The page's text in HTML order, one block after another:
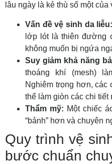
lâu ngày là kẻ thù số một
Vấn đề vệ sinh da liễu:
lớp lót là thiên đường
không muốn bị ngứa
Suy giảm khả năng
thoáng khí (mesh)
Nghiêm trọng hơn,
thể làm giòn các chi tiết
Thẩm mỹ: Một chiếc
“bảnh” hơn và chuyên
Quy trình vệ
bước chuẩn